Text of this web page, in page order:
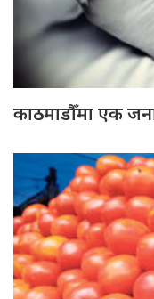
काठमाडौँमा एक